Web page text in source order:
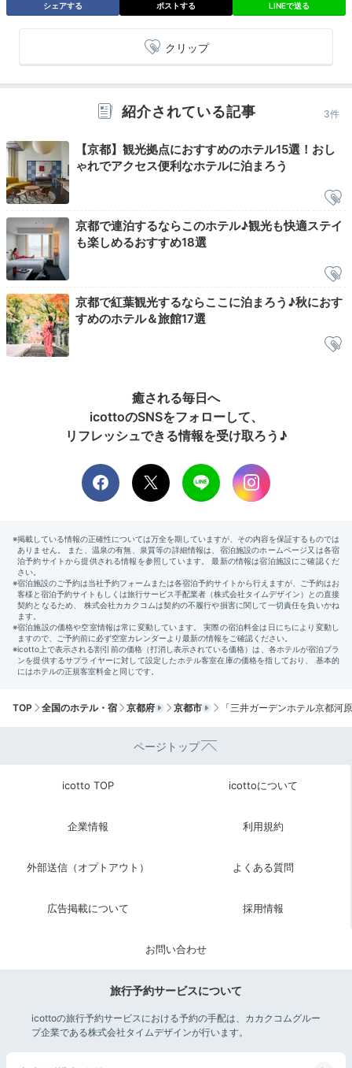
aya_ayaaa_
6:50から「浄教寺」での"朝のお勤め"に参加しました。
も気持ち良かったです。
Breakfast
08:00
朝が待ち遠しい◎
京らしい朝食
朝食は、館内「僧伽小野 京都浄教寺」で。精進ちらし
の「紫雲」、鯛茶漬けの「光明」、鰻料理の「青蓮」
よる和スイーツも楽しめますよ。
3種類の中から1番人気の「光明」をいただきました。京
都らしさがたくさん詰まった朝食でとても素晴らしかっ
+2
Check-out
11:00
貴重な思い出を胸に
シェアする ポストする LINEで送る
クリップ
紹介されている記事 3件
【京都】観光拠点におすすめのホテル15選！おし
ゃれでアクセス便利なホテルに泊まろう
京都で連泊するならこのホテル♪観光も快適ステイ
も楽しめるおすすめ18選
京都で紅葉観光するならここに泊まろう♪秋におす
すめのホテル＆旅館17選
癒される毎日へ
icottoのSNSをフォローして、
リフレッシュできる情報を受け取ろう♪
TOP 全国のホテル・宿 京都府 京都市 「三井ガーデンホテル京都河
ページトップ
icotto TOP icottoについて
企業情報 利用規約
外部送信（オプトアウト） よくある質問
広告掲載について 採用情報
お問い合わせ
旅行予約サービスについて
icottoの旅行予約サービスにおける予約の手配は、カカクコムグルー
プ企業である株式会社タイムデザインが行います。